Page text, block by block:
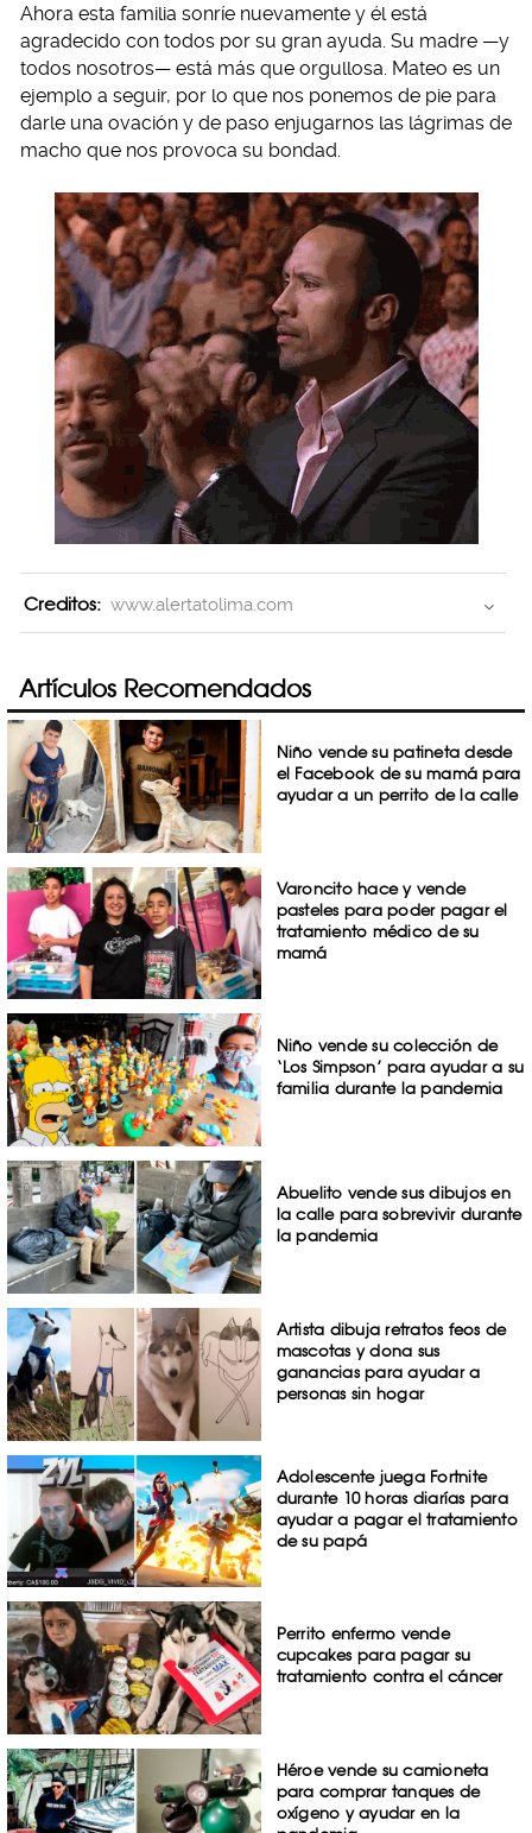
Ahora esta familia sonríe nuevamente y él está
agradecido con todos por su gran ayuda. Su madre —y
todos nosotros— está más que orgullosa. Mateo es un
ejemplo a seguir, por lo que nos ponemos de pie para
darle una ovación y de paso enjugarnos las lágrimas de
macho que nos provoca su bondad.
Creditos: www.alertatolima.com
Artículos Recomendados
Niño vende su patineta desde
el Facebook de su mamá para
ayudar a un perrito de la calle
Varoncito hace y vende
pasteles para poder pagar el
tratamiento médico de su
mamá
Niño vende su colección de
‘Los Simpson’ para ayudar a su
familia durante la pandemia
Abuelito vende sus dibujos en
la calle para sobrevivir durante
la pandemia
Artista dibuja retratos feos de
mascotas y dona sus
ganancias para ayudar a
personas sin hogar
Adolescente juega Fortnite
durante 10 horas diarías para
ayudar a pagar el tratamiento
de su papá
Perrito enfermo vende
cupcakes para pagar su
tratamiento contra el cáncer
Héroe vende su camioneta
para comprar tanques de
oxígeno y ayudar en la